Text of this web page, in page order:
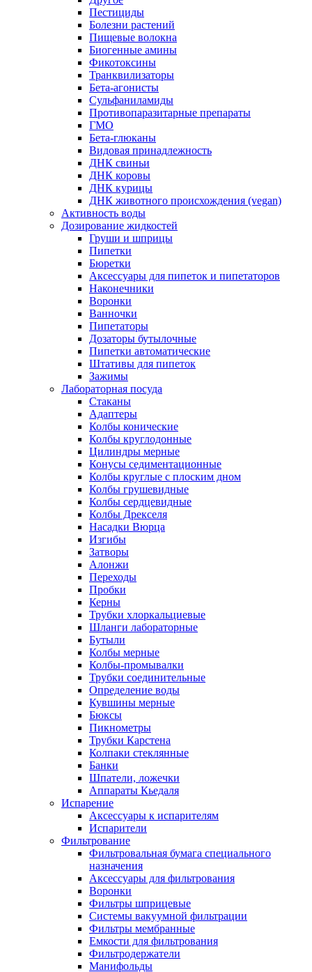
Пестициды
Болезни растений
Пищевые волокна
Биогенные амины
Фикотоксины
Транквилизаторы
Бета-агонисты
Сульфаниламиды
Противопаразитарные препараты
ГМО
Бета-глюканы
Видовая принадлежность
ДНК свиньи
ДНК коровы
ДНК курицы
ДНК животного происхождения (vegan)
Активность воды
Дозирование жидкостей
Груши и шприцы
Пипетки
Бюретки
Аксессуары для пипеток и пипетаторов
Наконечники
Воронки
Ванночки
Пипетаторы
Дозаторы бутылочные
Пипетки автоматические
Штативы для пипеток
Зажимы
Лабораторная посуда
Стаканы
Адаптеры
Колбы конические
Колбы круглодонные
Цилиндры мерные
Конусы седиментационные
Колбы круглые с плоским дном
Колбы грушевидные
Колбы сердцевидные
Колбы Дрекселя
Насадки Вюрца
Изгибы
Затворы
Алонжи
Переходы
Пробки
Керны
Трубки хлоркальциевые
Шланги лабораторные
Бутыли
Колбы мерные
Колбы-промывалки
Трубки соединительные
Определение воды
Кувшины мерные
Бюксы
Пикнометры
Трубки Карстена
Колпаки стеклянные
Банки
Шпатели, ложечки
Аппараты Кьедаля
Испарение
Аксессуары к испарителям
Испарители
Фильтрование
Фильтровальная бумага специального
назначения
Аксессуары для фильтрования
Воронки
Фильтры шприцевые
Системы вакуумной фильтрации
Фильтры мембранные
Емкости для фильтрования
Фильтродержатели
Манифольды